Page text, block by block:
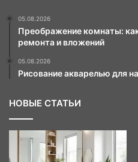
05.08.2026
Преображение комнаты:
ремонта и вложений
05.08.2026
Рисование акварелью для
НОВЫЕ СТАТЬИ